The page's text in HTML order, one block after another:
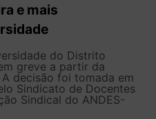
e mais
do Distrito
greve a partir da
decisão foi tomada em
Sindicato de Docentes
Sindical do ANDES-